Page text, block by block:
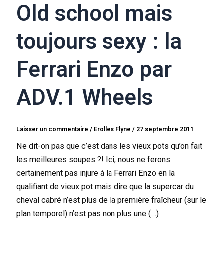
Old school mais
toujours sexy : la
Ferrari Enzo par
ADV.1 Wheels
Laisser un commentaire / Erolles Flyne/ 27 septembre 2011
Ne dit-on pas que c’est dans les vieux pots qu’on fait
les meilleures soupes ?! Ici, nous ne ferons
certainement pas injure à la Ferrari Enzo en la
qualifiant de vieux pot mais dire que la supercar du
cheval cabré n’est plus de la première fraîcheur (sur le
plan temporel) n’est pas non plus une (…)